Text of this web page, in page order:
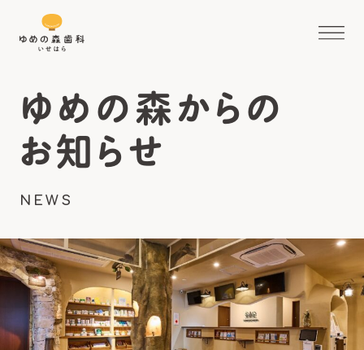
ゆめの森からの
お知らせ
NEWS